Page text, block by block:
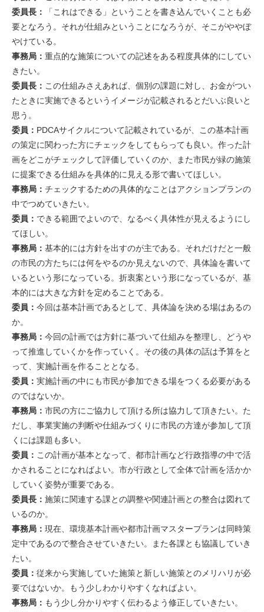
委員長：
「これはできる」ということを書き込んでいくことも必
要となろう。それが仕組みということになろうが、そこがややぼ
やけている。
事務局： 重点的な施策についての記述をある程度具体的にしてい
きたい。
委員長： この仕組みさえあれば、個別の課題に対し、お金がつい
たときに実施できるというイメージが記載されるとだいぶ良いと
思う。
委員： PDCAサイクルについて記載されているが、この基本計画
の策定に関わった方にチェックをしてもらっても良い。作った計
画をどこがチェックして評価していくのか、また市民が緑の施策
に提案できる仕組みを具体的に見える形で書いてほしい。
事務局： チェックするための具体的なことはアクションプランの
中でつめていきたい。
委員： できる範囲でよいので、なるべく具体性が見えるようにし
てほしい。
事務局： 基本的には方針を出すのが主である。それだけだと一般
の市民の方たちには何をやるのか見えないので、具体論を書いて
いるという形になっている。折衷案という形になっているが、基
本的には大きな方針を定めることである。
委員： 今回は基本計画であるとして、具体論を決める場はあるの
か。
事務局： 今回の計画では方針に基づいて仕組みを整理し、どうや
って推進していくかを作っていく。その後の具体の話は予算をと
って、実施計画を作ることとなる。
委員： 実施計画の中にも市民が参加できる場をつくる必要がある
のではないか。
事務局： 市民の方にご協力して頂ける所は協力して頂きたい。た
だし、事業実施の判断や仕組みづくりに市民の方達が参加して頂
くには課題も多い。
委員： この計画が基本となって、都市計画など行政指導の中で活
かされることになればよい。市が行政として全体で計画を活かか
していく姿勢が重要である。
委員長： 施策に関連する課との調整や関連計画との整合は図れて
いるのか。
事務局： 現在、環境基本計画や都市計画マスタープランは同時策
定中であるので整合させていきたい。また各課とも協議していき
たい。
委員： 従来から実施していた施策と新しい施策とのメリハリが必
要ではないか。もう少しわかりやすくなればよい。
事務局： もう少し分かりやすく伝わるよう修正していきたい。